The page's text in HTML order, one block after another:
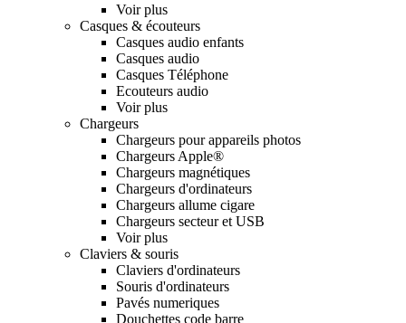
Voir plus
Casques & écouteurs
Casques audio enfants
Casques audio
Casques Téléphone
Ecouteurs audio
Voir plus
Chargeurs
Chargeurs pour appareils photos
Chargeurs Apple®
Chargeurs magnétiques
Chargeurs d'ordinateurs
Chargeurs allume cigare
Chargeurs secteur et USB
Voir plus
Claviers & souris
Claviers d'ordinateurs
Souris d'ordinateurs
Pavés numeriques
Douchettes code barre